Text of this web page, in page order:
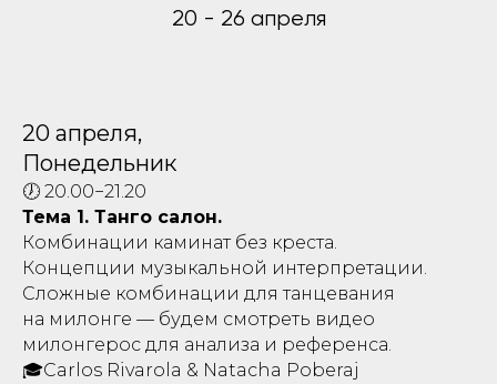
20 - 26 апреля
20 апреля,
Понедельник
🕖 20.00−21.20
Тема 1. Танго салон.
Комбинации каминат без креста.
Концепции музыкальной интерпретации.
Сложные комбинации для танцевания
на милонге — будем смотреть видео
милонгерос для анализа и референса.
🎓Carlos Rivarola & Natacha Poberaj